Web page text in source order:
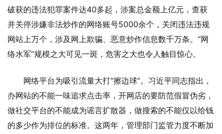
破获的违法犯罪案件达40多起，涉案总金额上亿元，查获
并关停涉嫌非法炒作的网络账号5000余个，关闭违法违规
网站上万个，涉及网上欺骗、恶意炒作信息数千万条。“网
络水军”规模之大可见一斑，危害之大也令人触目惊心。
网络平台为吸引流量大打“擦边球”。习近平同志指出，
办网站的不能一味追求点击率，开网店的要防范假冒伪劣，
做社交平台的不能成为谣言扩散器，做搜索的不能仅以给钱
的多少作为排位的标准。这两年，管理部门监管力度不断加